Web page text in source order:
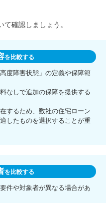
確認しましょう。
を比較する
度障害状態」の定義や保障範
なしで追加の保障を提供する
するため、数社の住宅ローン
したものを選択することが重
を比較する
件や対象者が異なる場合があ